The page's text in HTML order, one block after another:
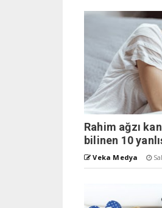
Rahim ağzı
bilinen 10
Veka Medya